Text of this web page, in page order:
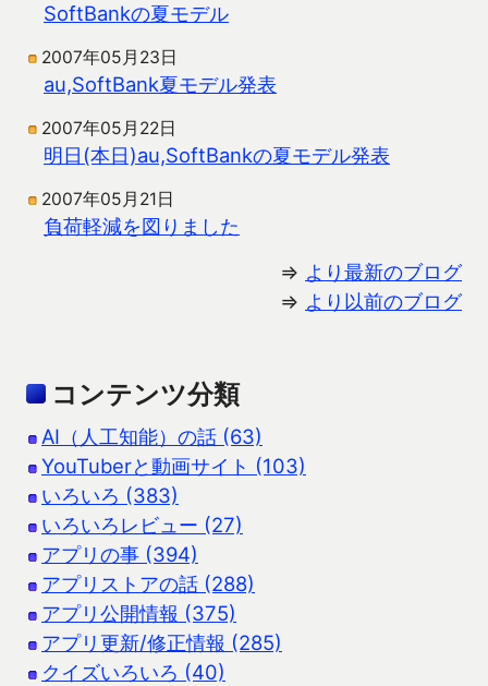
SoftBankの夏モデル
2007年05月23日
au,SoftBank夏モデル発表
2007年05月22日
明日(本日)au,SoftBankの夏モデル発表
2007年05月21日
負荷軽減を図りました
⇒ より最新のブログ
⇒ より以前のブログ
コンテンツ分類
AI（人工知能）の話 (63)
YouTuberと動画サイト (103)
いろいろ (383)
いろいろレビュー (27)
アプリの事 (394)
アプリストアの話 (288)
アプリ公開情報 (375)
アプリ更新/修正情報 (285)
クイズいろいろ (40)